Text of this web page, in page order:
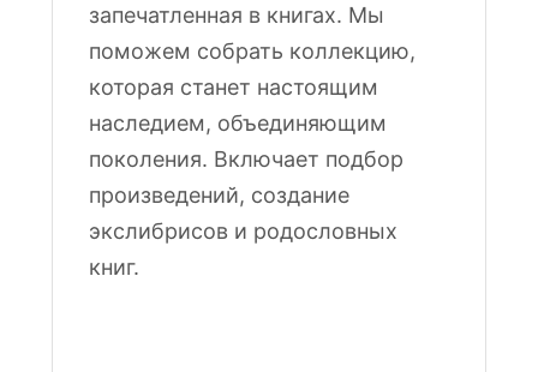
запечатленная в книгах. Мы
поможем собрать коллекцию,
которая станет настоящим
наследием, объединяющим
поколения. Включает подбор
произведений, создание
экслибрисов и родословных
книг.